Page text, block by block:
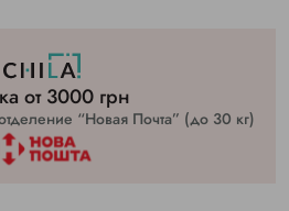
от 3000 грн
“Новая Почта” (до 30 кг)